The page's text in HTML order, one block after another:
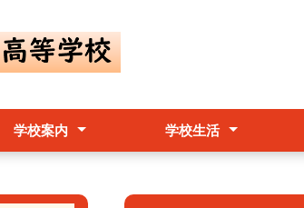
学校案内 学校生活